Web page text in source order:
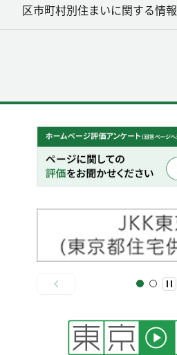
区市町村別住まいに関する情報